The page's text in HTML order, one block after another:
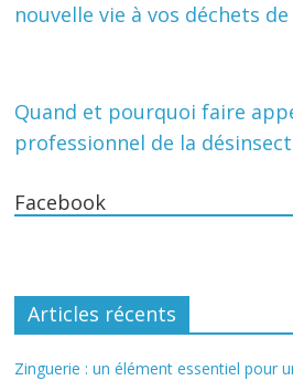
nouvelle vie à vos déchets
Quand et pourquoi faire
professionnel de la
Facebook
Articles récents
Zinguerie : un élément essentiel pour